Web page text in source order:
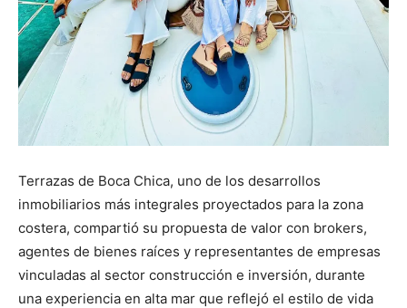
Terrazas de Boca Chica, uno de los desarrollos
inmobiliarios más integrales proyectados para la zona
costera, compartió su propuesta de valor con brokers,
agentes de bienes raíces y representantes de empresas
vinculadas al sector construcción e inversión, durante
una experiencia en alta mar que reflejó el estilo de vida